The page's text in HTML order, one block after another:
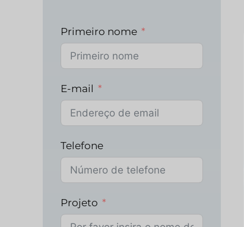
Primeiro nome
E-mail
Telefone
Projeto